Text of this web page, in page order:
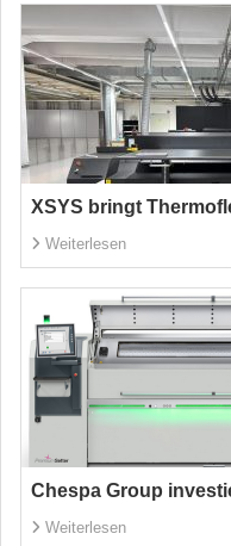
XSYS bringt
Weiterlesen
Chespa Group
Weiterlesen